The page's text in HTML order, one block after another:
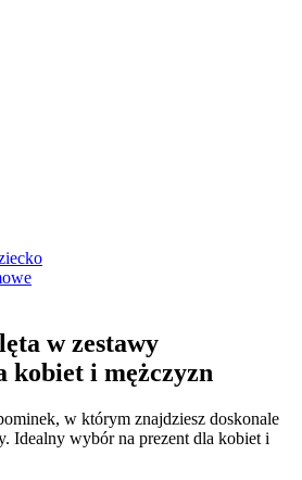
w zestawy
kobiet i mężczyzn
w którym znajdziesz doskonale
Idealny wybór na prezent dla kobiet i